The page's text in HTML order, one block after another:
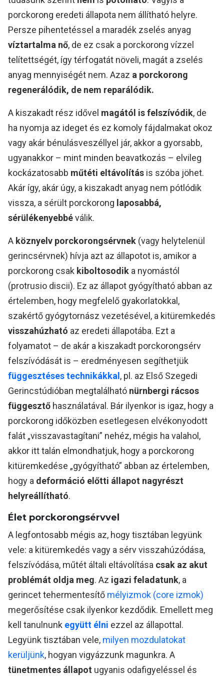
porckorong eredeti állapota nem állítható helyre.
Persze pihentetéssel a maradék zselés anyag
víztartalma nő, de ez csak a porckorong vízzel
telítettségét, így térfogatát növeli, magát a zselés
anyag mennyiségét nem. Azaz a porckorong
regenerálódik, de nem reparálódik.
A kiszakadt rész idővel magától is felszívódik, de
ha nyomja az ideget és ez komoly fájdalmakat okoz
vagy akár bénulásveszéllyel jár, akkor a gyorsabb,
ugyanakkor – mint minden beavatkozás – elvileg
kockázatosabb műtéti eltávolítás is szóba jöhet.
Akár így, akár úgy, a kiszakadt anyag nem pótlódik
vissza, a sérült porckorong laposabbá,
sérülékenyebbéválik.
A köznyelv porckorongsérvnek (vagy helytelenül
gerincsérvnek) hívja azt az állapotot is, amikor a
porckorong csak kiboltosodik a nyomástól
(protrusio discii). Ez az állapot gyógyítható abban az
értelemben, hogy megfelelő gyakorlatokkal,
szakértő gyógytornász vezetésével, a kitüremkedés
visszahúzható az eredeti állapotába. Ezt a
folyamatot – de akár a kiszakadt porckorongsérv
felszívódását is – eredményesen segíthetjük
függesztéses technikákkal , pl. az Első Szegedi
Gerincstúdióban megtalálható nürnbergi rácsos
függesztő használatával. Bár ilyenkor is igaz, hogy a
porckorong időközben esetlegesen elvékonyodott
falát „visszavastagítani” nehéz, mégis ha valahol,
akkor itt talán elmondhatjuk, hogy a porckorong
kitüremkedése „gyógyítható” abban az értelemben,
hogy a deformáció előtti állapot nagyrészt
helyreállítható.
Élet porckorongsérvvel
A legfontosabb mégis az, hogy tisztában legyünk
vele: a kitüremkedés vagy a sérv visszahúzódása,
felszívódása, műtét általi eltávolítása csak az akut
problémát oldja meg. Az igazi feladatunk, a
gerincet tehermentesítő mélyizmok (core izmok)
megerősítése csak ilyenkor kezdődik. Emellett meg
kell tanulnunk együtt élni ezzel az állapottal.
Legyünk tisztában vele, milyen mozdulatokat
kerüljünk, hogyan vigyázzunk magunkra. A
tünetmentes állapot ugyanis odafigyeléssel és